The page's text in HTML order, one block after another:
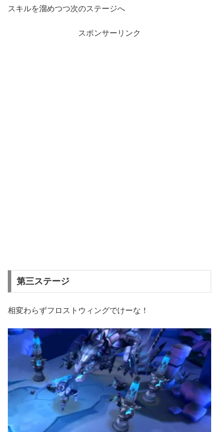
スキルを溜めつつ次のステージへ
スポンサーリンク
第三ステージ
相変わらずフロストウィングでけーな！